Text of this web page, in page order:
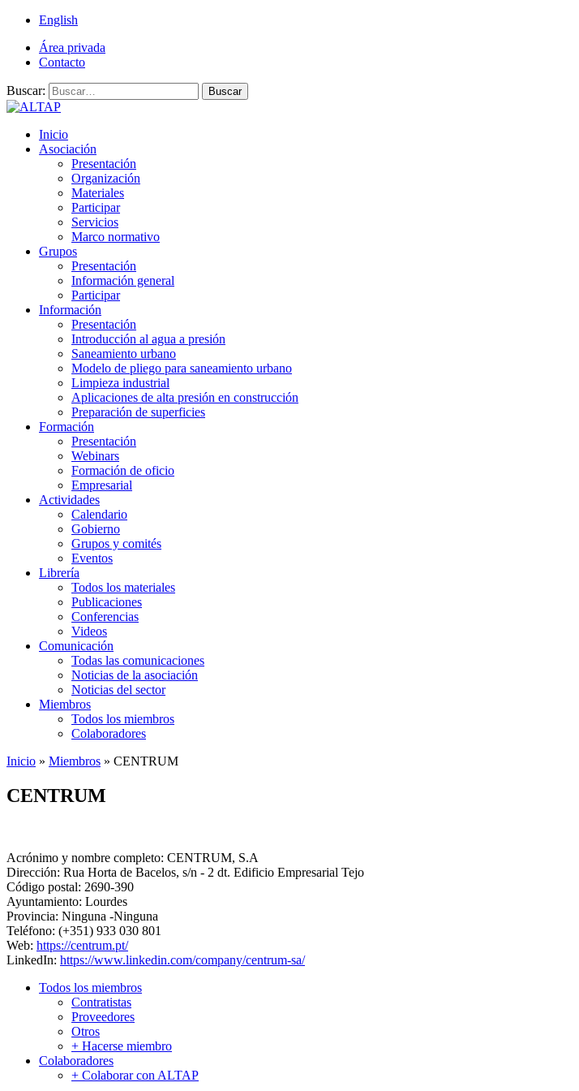
English
Área privada
Contacto
Buscar: Buscar
Inicio
Asociación
Presentación
Organización
Materiales
Participar
Servicios
Marco normativo
Grupos
Presentación
Información general
Participar
Información
Presentación
Introducción al agua a presión
Saneamiento urbano
Modelo de pliego para saneamiento urbano
Limpieza industrial
Aplicaciones de alta presión en construcción
Preparación de superficies
Formación
Presentación
Webinars
Formación de oficio
Empresarial
Actividades
Calendario
Gobierno
Grupos y comités
Eventos
Librería
Todos los materiales
Publicaciones
Conferencias
Videos
Comunicación
Todas las comunicaciones
Noticias de la asociación
Noticias del sector
Miembros
Todos los miembros
Colaboradores
Inicio » Miembros » CENTRUM
CENTRUM
Acrónimo y nombre completo: CENTRUM, S.A
Dirección: Rua Horta de Bacelos, s/n - 2 dt. Edificio Empresarial Tejo
Código postal: 2690-390
Ayuntamiento: Lourdes
Provincia: Ninguna -Ninguna
Teléfono: (+351) 933 030 801
Web: https://centrum.pt/
LinkedIn: https://www.linkedin.com/company/centrum-sa/
Todos los miembros
Contratistas
Proveedores
Otros
+ Hacerse miembro
Colaboradores
+ Colaborar con ALTAP